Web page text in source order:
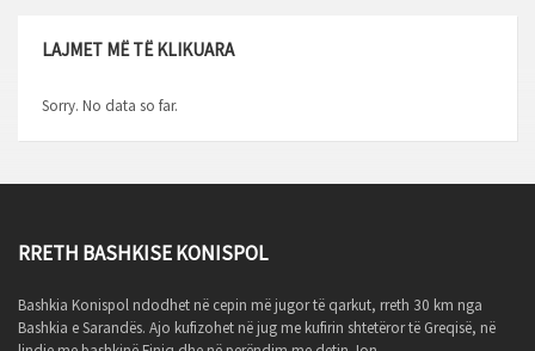
LAJMET MË TË KLIKUARA
Sorry. No data so far.
RRETH BASHKISE KONISPOL
Bashkia Konispol ndodhet në cepin më jugor të qarkut, rreth 30 km nga
Bashkia e Sarandës. Ajo kufizohet në jug me kufirin shtetëror të Greqisë, në